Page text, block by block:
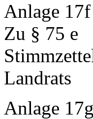
Anlage 17f
Zu § 75 e
Landrats
Anlage 17g